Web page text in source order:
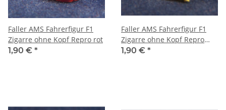
Faller AMS Fahrerfigur F1
Zigarre ohne Kopf Repro rot
1,90 € *
Faller AMS Fahrerfigur F1
Zigarre ohne Kopf Repro
gelb
1,90 € *